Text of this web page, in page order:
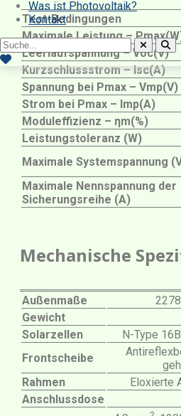
Was ist Photovoltaik?
Kontakt
Test-Bedingungen
Maximale Leistung –
Leerlaufspannung – Voc(V)
Kurzschlussstrom – Isc(A)
Spannung bei Pmax – Vmp(V)
Strom bei Pmax – Imp(A)
Moduleffizienz – ηm(%)
Leistungstoleranz (W)
Maximale Systemspannung
Maximale Nennspannung der
Sicherungsreihe (A)
Mechanische
Außenmaße
Gewicht
Solarzellen
N-Type
Frontscheibe
Rahmen
Eloxierte
Anschlussdose